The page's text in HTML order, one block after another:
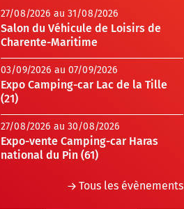
27/08/2026 au 31/08/2026
Salon du Véhicule de Loisirs de
Charente-Maritime
03/09/2026 au 07/09/2026
Expo Camping-car Lac de la Tille
(21)
27/08/2026 au 30/08/2026
Expo-vente Camping-car Haras
national du Pin (61)
Tous les évènements